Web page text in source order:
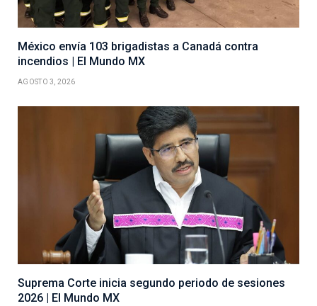
México envía 103 brigadistas a Canadá contra
incendios | El Mundo MX
AGOSTO 3, 2026
Suprema Corte inicia segundo periodo de sesiones
2026 | El Mundo MX